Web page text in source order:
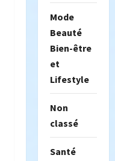
Mode
Beauté
Bien-être
et
Lifestyle
Non
classé
Santé